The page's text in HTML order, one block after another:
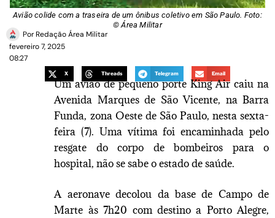
Avião colide com a traseira de um ônibus coletivo em São Paulo. Foto:
© Área Militar
PorRedação Área Militar
fevereiro 7, 2025
08:27
X Threads Telegram Email
Um avião de pequeno porte King Air caiu na
Avenida Marques de São Vicente, na Barra
Funda, zona Oeste de São Paulo, nesta sexta-
feira (7). Uma vítima foi encaminhada pelo
resgate do corpo de bombeiros para o
hospital, não se sabe o estado de saúde.
A aeronave decolou da base de Campo de
Marte às 7h20 com destino a Porto Alegre,